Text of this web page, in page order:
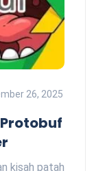
26, 2025
kisah patah